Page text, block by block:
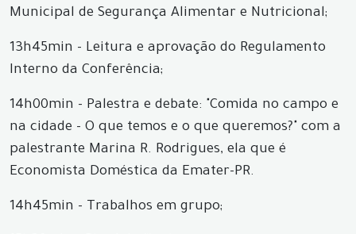
Municipal de Segurança Alimentar e Nutricional;
13h45min - Leitura e aprovação do Regulamento
Interno da Conferência;
14h00min - Palestra e debate: "Comida no campo e
na cidade - O que temos e o que queremos?" com a
palestrante Marina R. Rodrigues, ela que é
Economista Doméstica da Emater-PR.
14h45min - Trabalhos em grupo;